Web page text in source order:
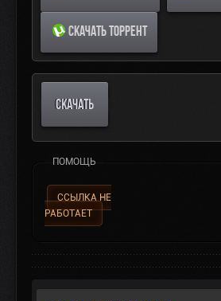
СКАЧАТЬ ТОРРЕНТ
СКАЧАТЬ
ПОМОЩЬ
ССЫЛКА НЕ
РАБОТАЕТ